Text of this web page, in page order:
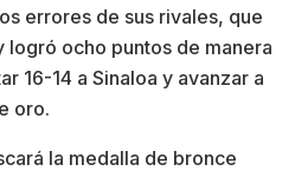
errores de sus rivales, que
ocho puntos de manera
16-14 a Sinaloa y avanzar a
oro.
la medalla de bronce